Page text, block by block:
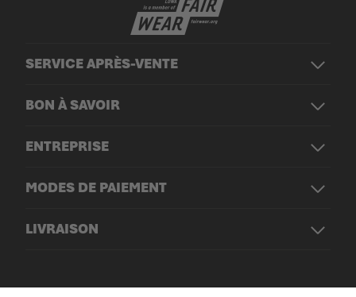
SERVICE APRÈS-VENTE
BON À SAVOIR
ENTREPRISE
MODES DE PAIEMENT
LIVRAISON